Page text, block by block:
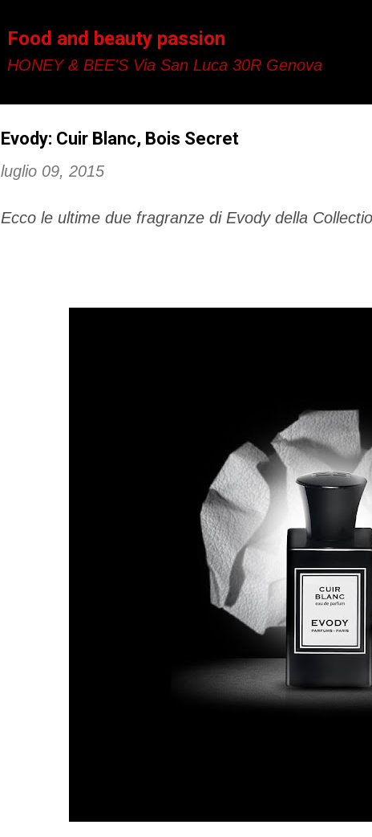
Food and beauty passion
HONEY & BEE'S Via San Luca 30R Genova
Evody: Cuir Blanc, Bois Secret
luglio 09, 2015
Ecco le ultime due fragranze di Evody della